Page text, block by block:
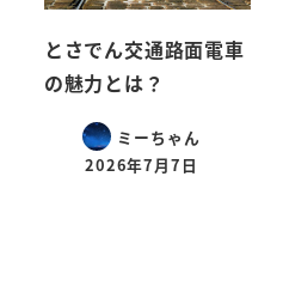
とさでん交通路面電車
の魅力とは？
ミーちゃん
投稿日
2026年7月7日